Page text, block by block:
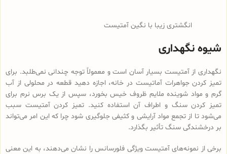
انگشتری زیبا با نگین آمتیست
شیوه نگهداری
نگهداری از آمتیست بسیار آسان است و معمولاً توجه چندانی نمی‌طلبد. برای
تمیز کردن جواهرات آماتیست در خانه، اجازه دهید قطعه در محلولی از آب
گرم و مواد شوینده ملایم ظروف خیس بخورد، سپس از یک برس نرم برای
تمیز کردن سنگ و اطراف آن استفاده کنید. تمیز کردن آمتیست سبب
می‌شود تا از تجمع مواد آرایشی و کثیفی جلوگیری شود چرا که این امر می‌تواند
بر درخشندگی سنگ تأثیر بگذارد.
برخی از نمونه‌های آمتیست ویژگی فلورسانس را نشان می‌دهند، به این معنی